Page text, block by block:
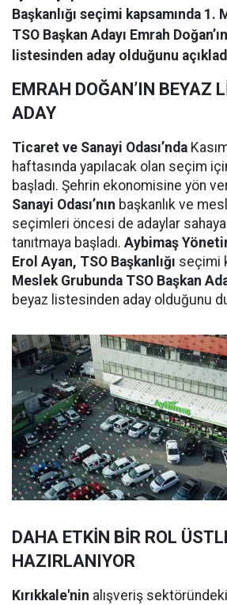
Başkanlığı seçimi kapsamında 1.
TSO Başkan Adayı Emrah
listesinden aday olduğunu
EMRAH DOĞAN’IN BEYAZ
ADAY
Ticaret ve Sanayi Odası’nda
haftasında yapılacak olan seçim
başladı. Şehrin ekonomisine yön
Sanayi Odası’nın başkanlık ve
seçimleri öncesi de adaylar
tanıtmaya başladı. Aybimaş
Erol Ayan, TSO Başkanlığı seçimi
Meslek Grubunda TSO Başkan
beyaz listesinden aday olduğunu
DAHA ETKİN BİR ROL
HAZIRLANIYOR
Kırıkkale'nin alışveriş